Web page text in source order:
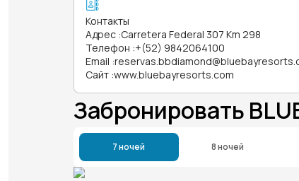
Контакты
Адрес :Carretera Federal 307 Km 298
Телефон :+(52) 9842064100
Email :
Сайт :www.bluebayresorts.com
Забронировать
7 ночей 8 ночей